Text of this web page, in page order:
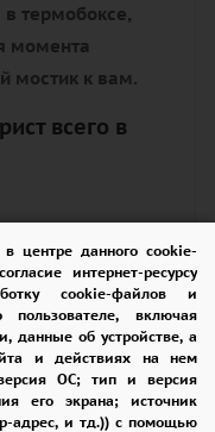
центре данного cookie-
интернет-ресурсу
cookie-файлов и
включая
данные об устройстве, а
и действиях на нем
ОС; тип и версия
его экрана; источник
адрес, и тд.)) с помощью
в термобоксе,
момента
мостик к вам.
всего в
в каталоге или
с нашими
доступа:
выбирайте